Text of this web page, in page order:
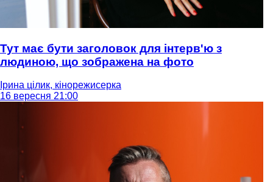
Тут має бути заголовок для інтерв'ю з
людиною, що зображена на фото
Ірина цілик, кінорежисерка
16 вересня 21:00